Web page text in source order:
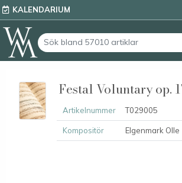
KALENDARIUM
Festal Voluntary op.
Artikelnummer T029005
Kompositör Elgenmark Olle